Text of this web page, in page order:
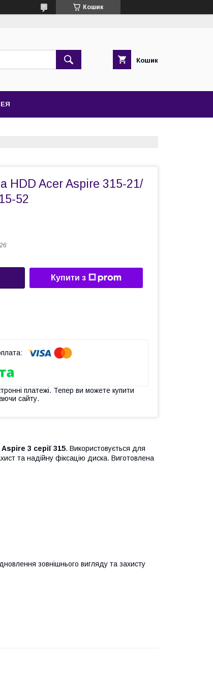
Кошик
Кошик
HDD Acer Aspire 315-21/
52
Купити з
платежі. Тепер ви можете купити
сайту.
3 серії 315. Використовується для
та надійну фіксацію диска. Виготовлена
зовнішнього вигляду та захисту